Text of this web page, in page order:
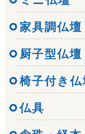
家具調仏壇
厨子型仏壇
椅子付き仏
仏具